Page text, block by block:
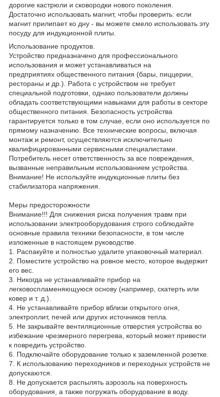
дорогие кастрюли и сковородки нового поколения.
Достаточно использовать магнит, чтобы проверить: если
магнит прилипает ко дну - вы можете смело использовать эту
посуду для индукционной плиты.
Использование продуктов.
Устройство предназначено для профессионального
использования и может устанавливаться на
предприятиях общественного питания (бары, пиццерии,
рестораны и др.). Работа с устройством не требует
специальной подготовки, однако пользователи должны
обладать соответствующими навыками для работы в секторе
общественного питания. Безопасность устройства
гарантируется только в том случае, если оно используется по
прямому назначению. Все технические вопросы, включая
монтаж и ремонт, осуществляются исключительно
квалифицированными сервисными специалистами.
Потребитель несет ответственность за все повреждения,
вызванные неправильным использованием устройства.
Внимание! Не используйте индукционные плиты без
стабилизатора напряжения.
Меры предосторожности
Внимание!!! Для снижения риска получения травм при
использовании электрооборудования строго соблюдайте
основные правила техники безопасности, в том числе
изложенные в настоящем руководстве.
1. Распакуйте и полностью удалите упаковочный материал.
2. Поместите устройство на ровное место, которое выдержит
его вес.
3. Никогда не устанавливайте прибор на
легковоспламеняющуюся основу (например, скатерть или
ковер и т. д.).
4. Не устанавливайте прибор вблизи открытого огня,
электроплит, печей или других источников тепла.
5. Не закрывайте вентиляционные отверстия устройства во
избежание чрезмерного перегрева, который может привести
к повредить устройство.
6. Подключайте оборудование только к заземленной розетке.
7. К использованию переходников и переходных устройств не
допускаются.
8. Не допускается распылять аэрозоль на поверхность
оборудования, а также погружать оборудование в воду.